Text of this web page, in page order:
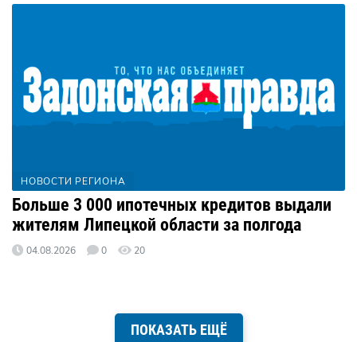
НОВОСТИ РЕГИОНА
Больше 3 000 ипотечных кредитов выдали
жителям Липецкой области за полгода
04.08.2026 0 20
ПОКАЗАТЬ ЕЩЁ